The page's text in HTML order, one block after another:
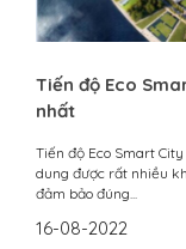
Tiến độ Eco
nhất
Tiến độ Eco Smart
dung được rất nhiều
đảm bảo đúng...
16-08-2022